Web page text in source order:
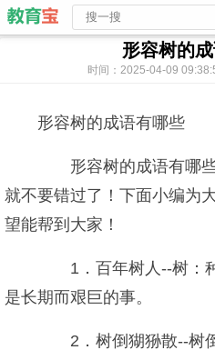
形容树的
时间：2025-04-09
形容树的成语有哪些
形容树的成语有哪些
就不要错过了！下面小编为
望能帮到大家！
1．百年树人--树：
是长期而艰巨的事。
2．树倒猢狲散--树倒